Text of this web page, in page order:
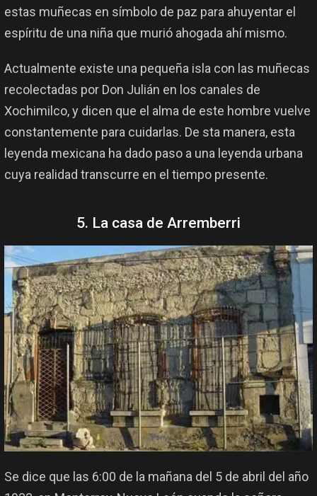
estas muñecas en símbolo de paz para ahuyentar el
espíritu de una niña que murió ahogada ahí mismo.
Actualmente existe una pequeña isla con las muñecas
recolectadas por Don Julián en los canales de
Xochimilco, y dicen que el alma de este hombre vuelve
constantemente para cuidarlas. De sta manera, esta
leyenda mexicana ha dado paso a una leyenda urbana
cuya realidad transcurre en el tiempo presente.
5. La casa de Arremberri
Se dice que las 6:00 de la mañana del 5 de abril del año